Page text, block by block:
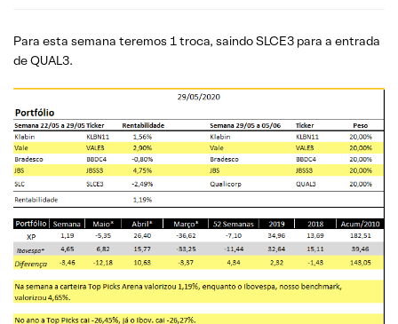
Para esta semana teremos 1 troca, saindo SLCE3 para a entrada
de QUAL3.